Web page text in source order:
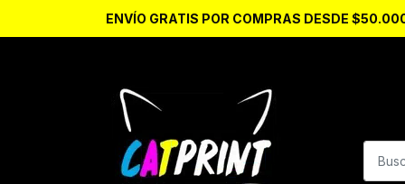
ENVÍO GRATIS POR COMPRAS DESDE